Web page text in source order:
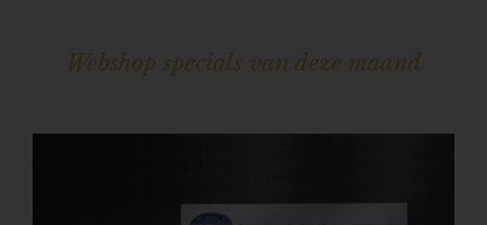
Webshop specials van deze maand